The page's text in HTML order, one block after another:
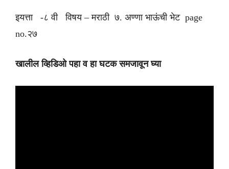
इयत्ता -८ वी विषय – मराठी ७. अण्णा भाऊंची भेट page
no.२७
खालील व्हिडिओ पहा व हा घटक समजावून घ्या